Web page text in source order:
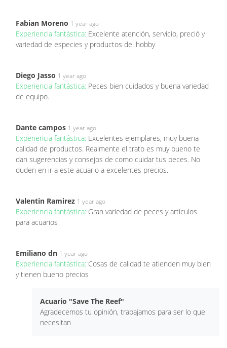
Fabian Moreno 1 year ago
Experiencia fantástica: Excelente atención, servicio, preció y
variedad de especies y productos del hobby
Diego Jasso 1 year ago
Experiencia fantástica: Peces bien cuidados y buena variedad
de equipo.
Dante campos 1 year ago
Experiencia fantástica: Excelentes ejemplares, muy buena
calidad de productos. Realmente el trato es muy bueno te
dan sugerencias y consejos de como cuidar tus peces. No
duden en ir a este acuario a excelentes precios.
Valentin Ramirez 1 year ago
Experiencia fantástica: Gran variedad de peces y artículos
para acuarios
Emiliano dn 1 year ago
Experiencia fantástica: Cosas de calidad te atienden muy bien
y tienen bueno precios
Acuario "Save The Reef"
Agradecemos tu opinión, trabajamos para ser lo que
necesitan